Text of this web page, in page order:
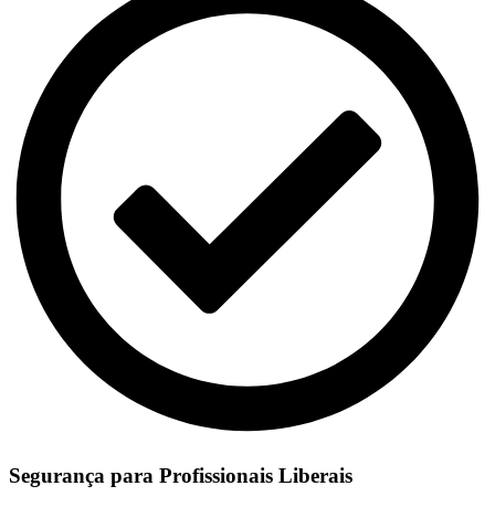
Segurança para Profissionais Liberais